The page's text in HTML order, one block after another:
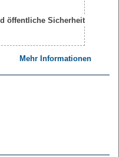
Mehr Informationen